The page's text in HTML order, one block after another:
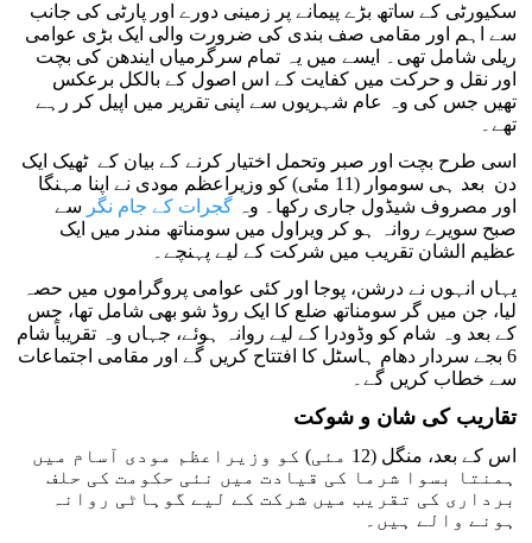
سکیورٹی کے ساتھ بڑے پیمانے پر زمینی دورے اور پارٹی کی جانب
سے اہم اور مقامی صف بندی کی ضرورت والی ایک بڑی عوامی
ریلی شامل تھی۔ ایسے میں یہ تمام سرگرمیاں ایندھن کی بچت
اور نقل و حرکت میں کفایت کے اس اصول کے بالکل برعکس
تھیں جس کی وہ عام شہریوں سے اپنی تقریر میں اپیل کر رہے
تھے۔
اسی طرح بچت اور صبر وتحمل اختیار کرنے کے بیان کے ٹھیک ایک
دن بعد ہی سوموار (11 مئی) کو وزیراعظم مودی نے اپنا مہنگا
اور مصروف شیڈول جاری رکھا۔ وہگجرات کے جام نگر سے
صبح سویرے روانہ ہو کر ویراول میں سومناتھ مندر میں ایک
عظیم الشان تقریب میں شرکت کے لیے پہنچے۔
یہاں انہوں نے درشن، پوجا اور کئی عوامی پروگراموں میں حصہ
لیا، جن میں گر سومناتھ ضلع کا ایک روڈ شو بھی شامل تھا، جس
کے بعد وہ شام کو وڈودرا کے لیے روانہ ہوئے، جہاں وہ تقریباً شام
6 بجے سردار دھام ہاسٹل کا افتتاح کریں گے اور مقامی اجتماعات
سے خطاب کریں گے۔
تقاریب کی شان و شوکت
اس کے بعد، منگل (12 مئی) کو وزیراعظم مودی آسام میں
ہمنتا بسوا شرما کی قیادت میں نئی حکومت کی حلف
برداری کی تقریب میں شرکت کے لیے گوہاٹی روانہ
ہونے والے ہیں۔